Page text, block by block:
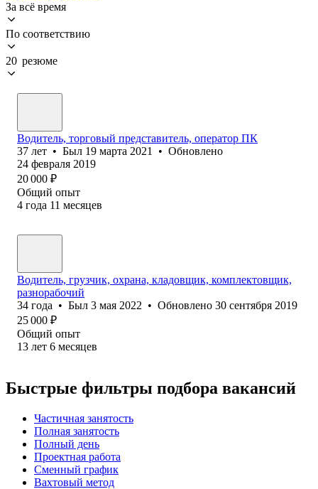
За всё время
По соответствию
20 резюме
Водитель, торговый представитель, оператор ПК
37 лет • Был 19 марта 2021 • Обновлено
24 февраля 2019
20 000 ₽
Общий опыт
4 года 11 месяцев
Водитель, грузчик, охрана, кладовщик, комплектовщик,
разнорабочий
34 года • Был 3 мая 2022 • Обновлено 30 сентября 2019
25 000 ₽
Общий опыт
13 лет 6 месяцев
Быстрые фильтры подбора вакансий
Частичная занятость
Полная занятость
Полный день
Проектная работа
Сменный график
Вахтовый метод